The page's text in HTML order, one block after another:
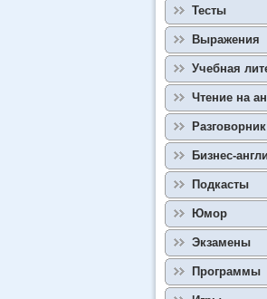
Тесты
Выражения
Учебная
Чтение на
Разговорник
Бизнес-
Подкасты
Юмор
Экзамены
Программы